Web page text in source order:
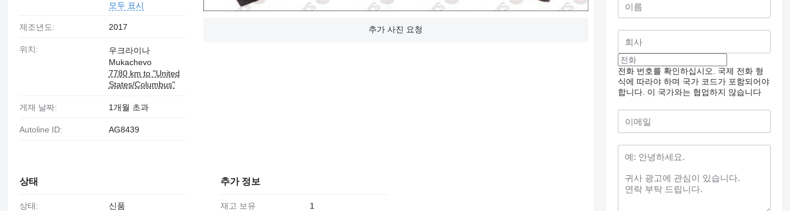
추가 사진 요청
모두 표시
제조년도: 2017
위치:
우크라이나
Mukachevo
7780 km to "United
States/Columbus"
게재 날짜: 1개월 초과
Autoline ID: AG8439
상태
상태: 신품
추가 정보
재고 보유 1
전화 번호를 확인하십시오. 국제 전화 형
식에 따라야 하며 국가 코드가 포함되어야
합니다. 이 국가와는 협업하지 않습니다